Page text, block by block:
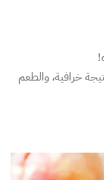
خرافية، والطعم